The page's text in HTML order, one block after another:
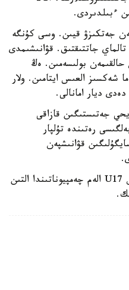
ءبىلدىردى.
جەتكىزۋ قيىن. وسى كۇنگە
جاتتىقتىق. قۋانىشىمدى
حالقىمەن بولىسەمىن. ەڭ
شەكسىز العىس ايتامىن. ولار
ديار امانالى.
جەتىستىگىن قازاقى
رەتىندە تۇلپار
قۋانىشپەن
ديار امانالى گرەك-ريم كۇرەسىنەن U17 الەم چەمپيوناتىندا التىن